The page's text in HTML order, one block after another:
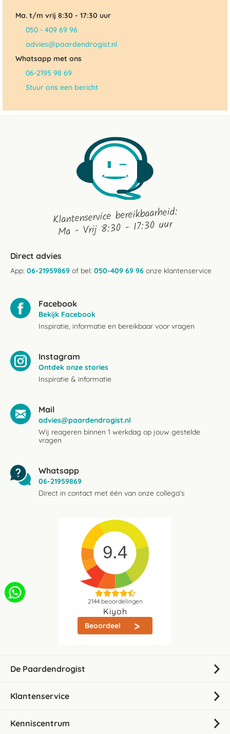
Ma. t/m vrij 8:30 - 17:30 uur
050 - 409 69 96
advies@paardendrogist.nl
Whatsapp met ons
06-2195 98 69
Stuur ons een bericht
Klantenservice bereikbaarheid:
Ma - Vrij 8:30 - 17:30 uur
Direct advies
App: 06-21959869 of bel: 050-409 69 96 onze klantenservice
Facebook
Bekijk Facebook
Inspiratie, informatie en bereikbaar voor vragen
Instagram
Ontdek onze stories
Inspiratie & informatie
Mail
advies@paardendrogist.nl
Wij reageren binnen 1 werkdag op jouw gestelde
vragen
Whatsapp
06-21959869
Direct in contact met één van onze collega's
9.4
2144beoordelingen
Kiyoh
Beoordeel
De Paardendrogist
Klantenservice
Kenniscentrum